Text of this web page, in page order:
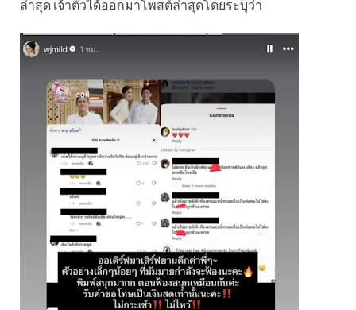
ล่าสุด เจ้าตัวได้ออกมาโพสต์ล่าสุดโดยระบุว่า